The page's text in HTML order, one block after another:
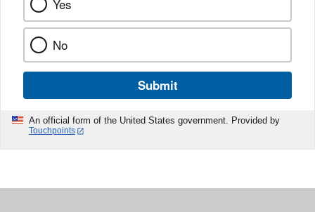
Yes
No
Submit
An official form of the United States government. Provided by
Touchpoints